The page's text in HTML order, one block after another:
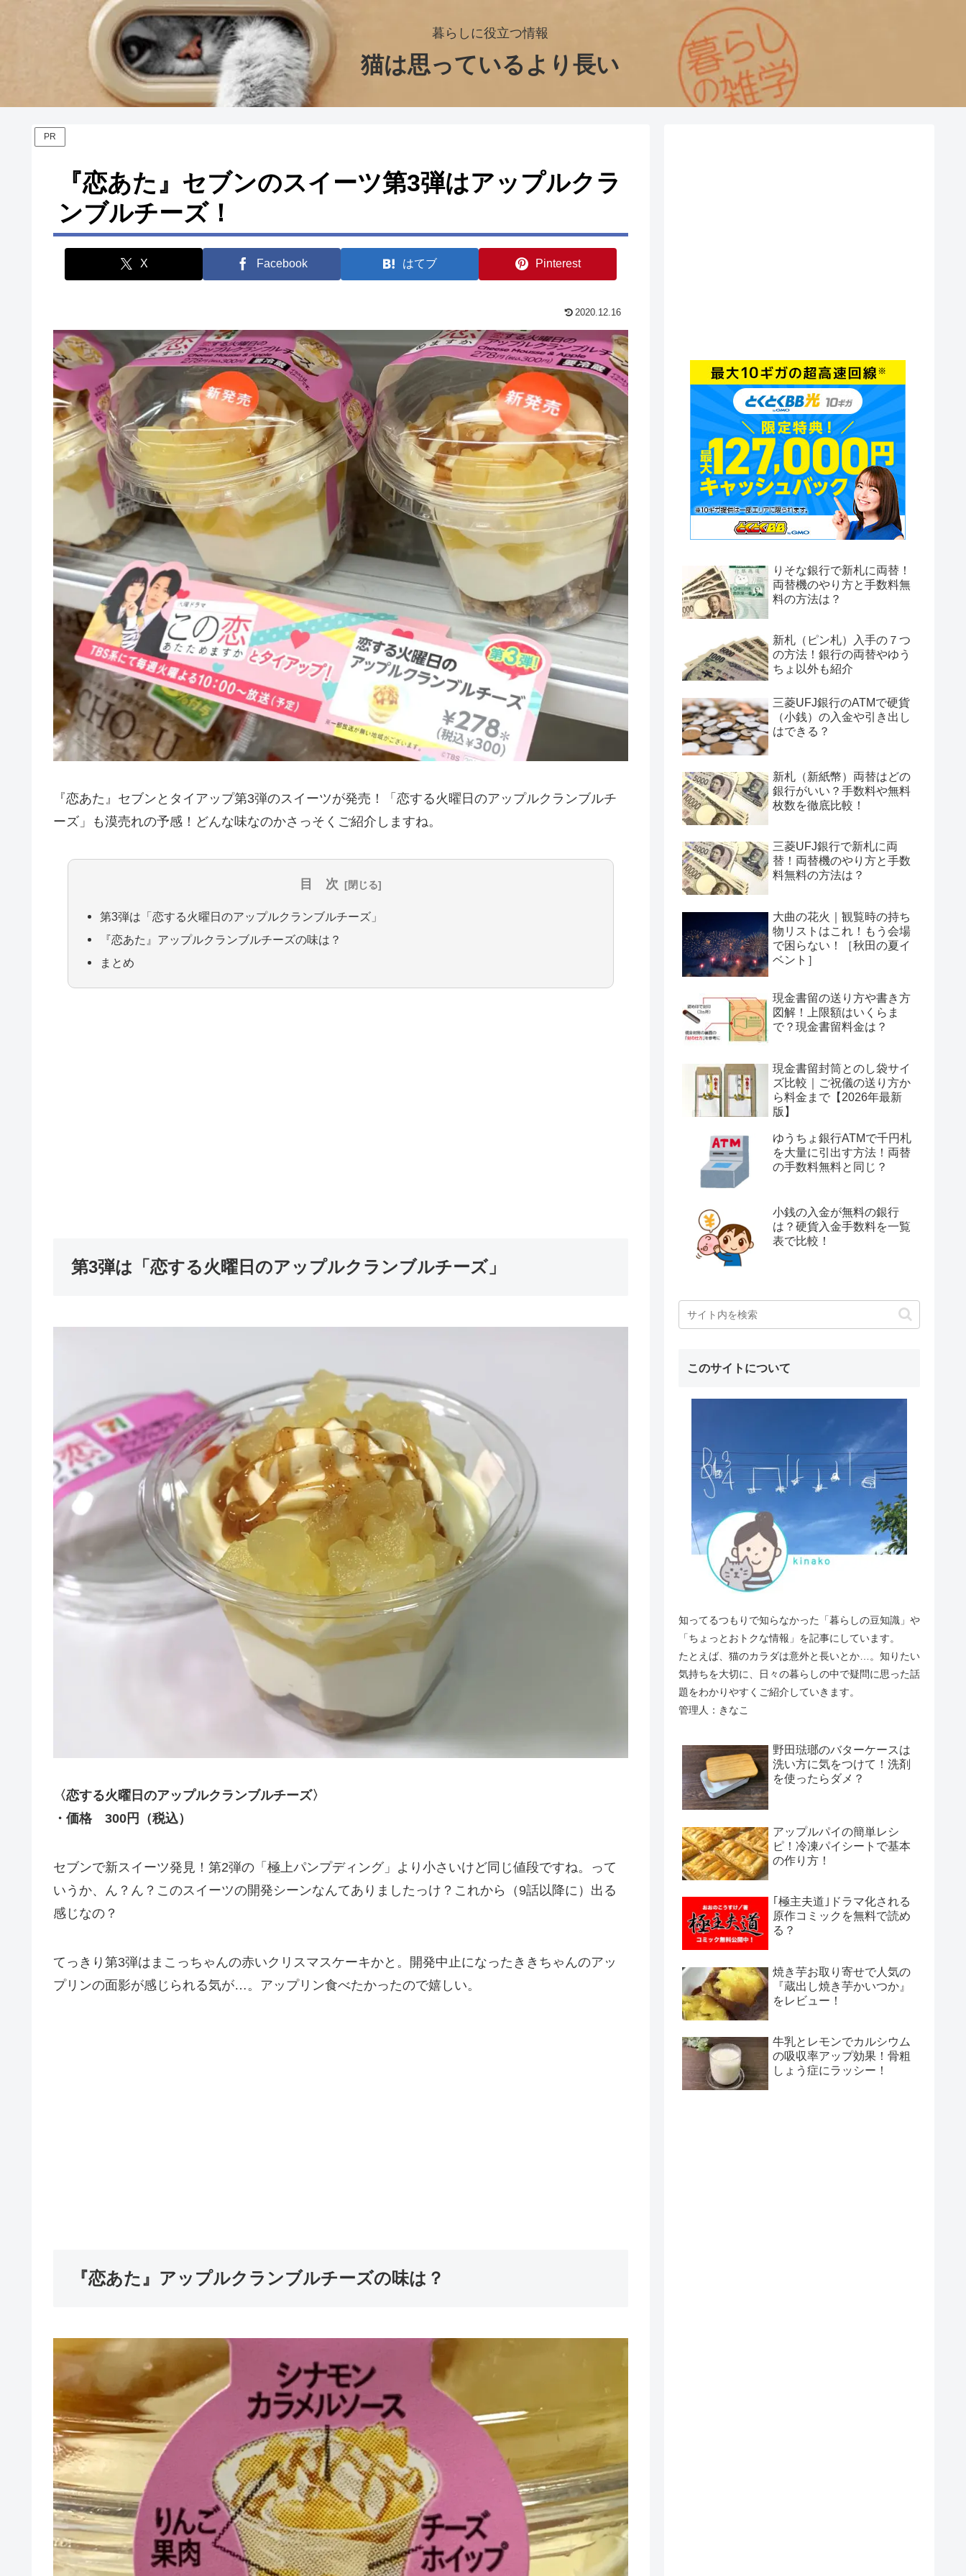
暮らしに役立つ情報
猫は思っているより長い
PR
『恋あた』セブンのスイーツ第3弾はアップルクラ
ンブルチーズ！
X Facebook はてブ Pinterest
2020.12.16
『恋あた』セブンとタイアップ第3弾のスイーツが発売！「恋する火曜日のアップルクランブルチ
ーズ」も漠売れの予感！どんな味なのかさっそくご紹介しますね。
目 次
第3弾は「恋する火曜日のアップルクランブルチーズ」
『恋あた』アップルクランブルチーズの味は？
まとめ
第3弾は「恋する火曜日のアップルクランブルチーズ」
〈恋する火曜日のアップルクランブルチーズ〉
・価格 300円（税込）
セブンで新スイーツ発見！第2弾の「極上パンプディング」より小さいけど同じ値段ですね。って
いうか、ん？ん？このスイーツの開発シーンなんてありましたっけ？これから（9話以降に）出る
感じなの？
てっきり第3弾はまこっちゃんの赤いクリスマスケーキかと。開発中止になったききちゃんのアッ
プリンの面影が感じられる気が…。アップリン食べたかったので嬉しい。
『恋あた』アップルクランブルチーズの味は？
りそな銀行で新札に両替！
両替機のやり方と手数料無
料の方法は？
新札（ピン札）入手の７つ
の方法！銀行の両替やゆう
ちょ以外も紹介
三菱UFJ銀行のATMで硬貨
（小銭）の入金や引き出し
はできる？
新札（新紙幣）両替はどの
銀行がいい？手数料や無料
枚数を徹底比較！
三菱UFJ銀行で新札に両
替！両替機のやり方と手数
料無料の方法は？
大曲の花火｜観覧時の持ち
物リストはこれ！もう会場
で困らない！［秋田の夏イ
ベント］
現金書留の送り方や書き方
図解！上限額はいくらま
で？現金書留料金は？
現金書留封筒とのし袋サイ
ズ比較｜ご祝儀の送り方か
ら料金まで【2026年最新
版】
ゆうちょ銀行ATMで千円札
を大量に引出す方法！両替
の手数料無料と同じ？
小銭の入金が無料の銀行
は？硬貨入金手数料を一覧
表で比較！
このサイトについて
知ってるつもりで知らなかった「暮らしの豆知識」や
「ちょっとおトクな情報」を記事にしています。
たとえば、猫のカラダは意外と長いとか…。知りたい
気持ちを大切に、日々の暮らしの中で疑問に思った話
題をわかりやすくご紹介していきます。
管理人：きなこ
野田琺瑯のバターケースは
洗い方に気をつけて！洗剤
を使ったらダメ？
アップルパイの簡単レシ
ピ！冷凍パイシートで基本
の作り方！
｢極主夫道｣ドラマ化される
原作コミックを無料で読め
る？
焼き芋お取り寄せで人気の
『蔵出し焼き芋かいつか』
をレビュー！
牛乳とレモンでカルシウム
の吸収率アップ効果！骨粗
しょう症にラッシー！